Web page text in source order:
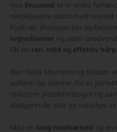
Hos Encoded er vi stolte
hårplejeserie skabt med respekt
Kystnær shampoo bar og
ingredienser og uden
får en ren, mild og effektiv
Den faste shampoo og balsam er
sulfater og silikone. De er
reducere plastikforbruget og
blødgørende olier og naturlige
Med en lang holdbarhed og en